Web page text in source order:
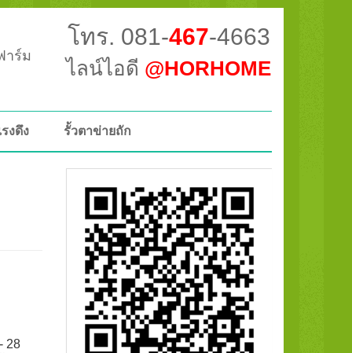
าร์ม
โทร. 081-467-4663
ไลน์ไอดี @HORHOME
งดึง รั้วตาข่ายถัก
28